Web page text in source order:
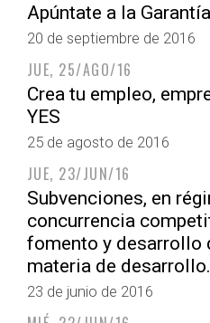
Apúntate a la
20 de septiembre de 2016
JUE, 25/AGO/16
Crea tu empleo,
YES
25 de agosto de 2016
JUE, 23/JUN/16
Subvenciones, en
concurrencia
fomento y desarrollo
materia de desarrollo.
23 de junio de 2016